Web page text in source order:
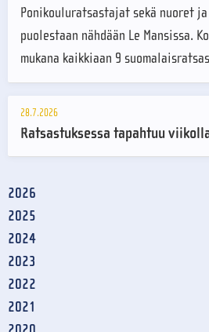
Ponikouluratsastajat sekä nuoret
puolestaan nähdään Le Mansissa.
mukana kaikkiaan 9
28.7.2026
Ratsastuksessa tapahtuu
2026
2025
2024
2023
2022
2021